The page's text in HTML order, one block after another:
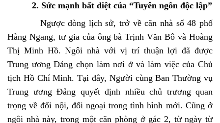
2. Sức mạnh bất diệt của “Tuyên ngôn độc lập”
Ngược dòng lịch sử, trở về căn nhà số 48 phố
Hàng Ngang, tư gia của ông bà Trịnh Văn Bô và Hoàng
Thị Minh Hồ. Ngôi nhà với vị trí thuận lợi đã được
Trung ương Đảng chọn làm nơi ở và làm việc của Chủ
tịch Hồ Chí Minh. Tại đây, Người cùng Ban Thường vụ
Trung ương Đảng quyết định nhiều chủ trương quan
trọng về đối nội, đối ngoại trong tình hình mới. Cũng ở
ngôi nhà này, trong một căn phòng ở gác 2, từ ngày từ